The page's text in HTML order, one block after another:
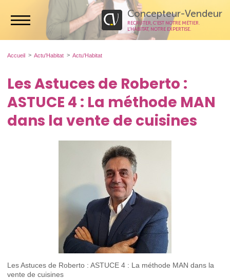
Concepteur-Vendeur
RECRUTER, C’EST NOTRE MÉTIER.
L’HABITAT, NOTRE EXPERTISE.
Accueil Actu'Habitat Actu'Habitat
Les Astuces de Roberto :
ASTUCE 4 : La méthode MAN
dans la vente de cuisines
Les Astuces de Roberto : ASTUCE 4 : La méthode MAN dans la
vente de cuisines